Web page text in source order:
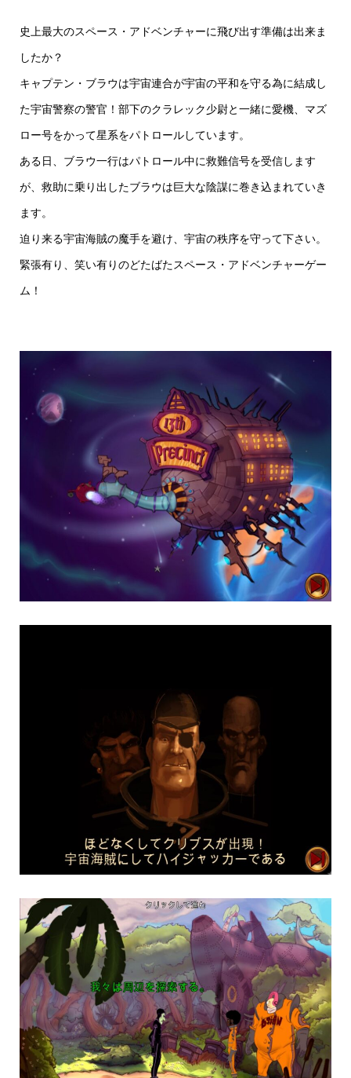
史上最大のスペース・アドベンチャーに飛び出す準備は出来ま
したか？
キャプテン・ブラウは宇宙連合が宇宙の平和を守る為に結成し
た宇宙警察の警官！部下のクラレック少尉と一緒に愛機、マズ
ロー号をかって星系をパトロールしています。
ある日、ブラウ一行はパトロール中に救難信号を受信します
が、救助に乗り出したブラウは巨大な陰謀に巻き込まれていき
ます。
迫り来る宇宙海賊の魔手を避け、宇宙の秩序を守って下さい。
緊張有り、笑い有りのどたばたスペース・アドベンチャーゲー
ム！